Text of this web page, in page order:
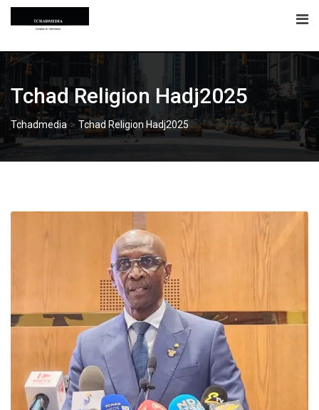
Skip
Tchad Religion Hadj2025
Tchadmedia> Tchad Religion Hadj2025